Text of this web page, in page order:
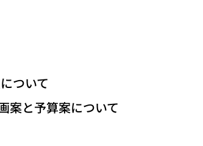
ついて
と予算案について